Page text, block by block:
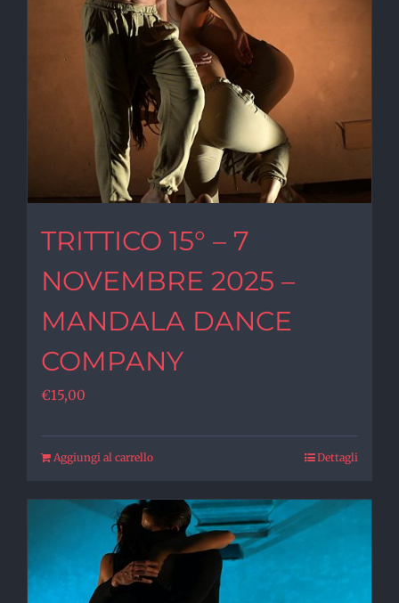
TRITTICO 15° – 7
NOVEMBRE 2025 –
MANDALA DANCE
COMPANY
€15,00
Aggiungi al carrello Dettagli